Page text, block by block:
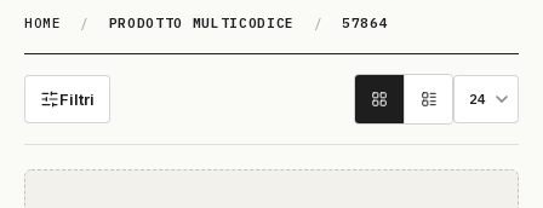
HOME / PRODOTTO MULTICODICE / 57864
57864
Filtri